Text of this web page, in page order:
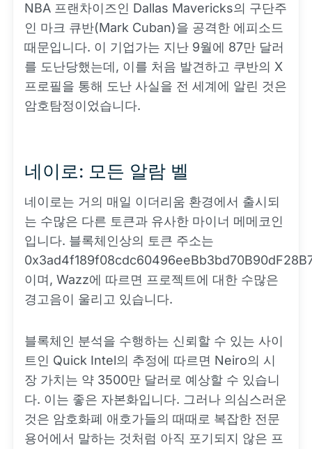
NBA 프랜차이즈인 Dallas Mavericks의 구단주
인 마크 큐반(Mark Cuban)을 공격한 에피소드
때문입니다. 이 기업가는 지난 9월에 87만 달러
를 도난당했는데, 이를 처음 발견하고 쿠반의 X
프로필을 통해 도난 사실을 전 세계에 알린 것은
암호탐정이었습니다.
네이로: 모든 알람 벨
네이로는 거의 매일 이더리움 환경에서 출시되
는 수많은 다른 토큰과 유사한 마이너 메메코인
입니다. 블록체인상의 토큰 주소는
이며, Wazz에 따르면 프로젝트에 대한 수많은
경고음이 울리고 있습니다.
블록체인 분석을 수행하는 신뢰할 수 있는 사이
트인 Quick Intel의 추정에 따르면 Neiro의 시
장 가치는 약 3500만 달러로 예상할 수 있습니
다. 이는 좋은 자본화입니다. 그러나 의심스러운
것은 암호화폐 애호가들의 때때로 복잡한 전문
용어에서 말하는 것처럼 아직 포기되지 않은 프